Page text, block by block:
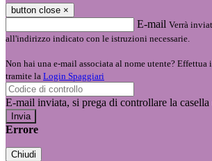
button close ×
E-mail Verrà
all'indirizzo indicato con le istruzioni necessarie.
Non hai una e-mail associata al nome utente? Effettua
tramite la Login Spaggiari
E-mail inviata, si prega di controllare la
Errore
Chiudi